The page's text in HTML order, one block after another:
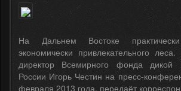
На Дальнем Востоке
экономически привлекательного
директор Всемирного фонда дикой
России Игорь Честин на пресс-
февраля 2013 года, передаёт